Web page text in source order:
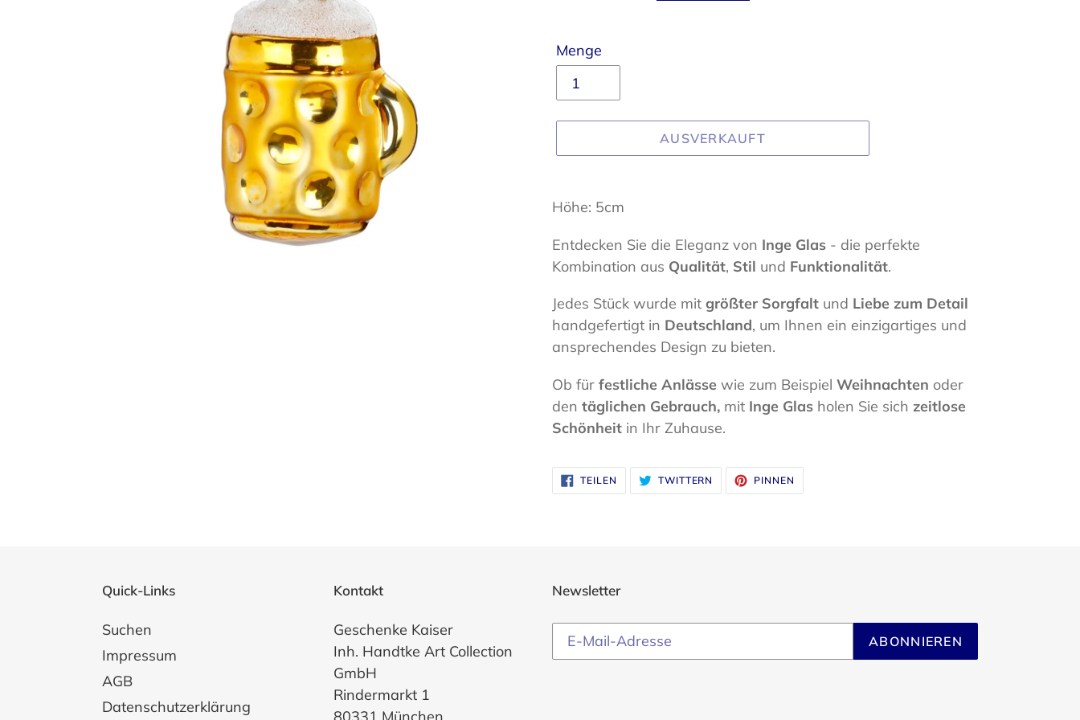
Menge
AUSVERKAUFT
wird
Warenkorb
hinzugefügt
Höhe: 5cm
Entdecken Sie die Eleganz von Inge Glas - die perfekte
Kombination aus Qualität, Stil und Funktionalität.
Jedes Stück wurde mit größter Sorgfalt und Liebe zum Detail
handgefertigt in Deutschland, um Ihnen ein einzigartiges und
ansprechendes Design zu bieten.
Ob für festliche Anlässe wie zum Beispiel Weihnachten oder
den täglichen Gebrauch, mit Inge Glas holen Sie sich zeitlose
Schönheit in Ihr Zuhause.
TEILEN
FACEBOOK
TEILEN
TWITTERN AUF
TWITTER
TWITTERN
PINNEN
PINNEN
Quick-Links
Suchen
Impressum
AGB
Datenschutzerklärung
Kontakt
Geschenke Kaiser
Inh. Handtke Art Collection
GmbH
Rindermarkt 1
80331 München
Newsletter
ABONNIEREN